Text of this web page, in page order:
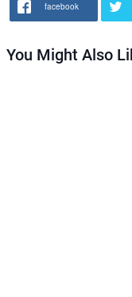
facebook
You Might Also